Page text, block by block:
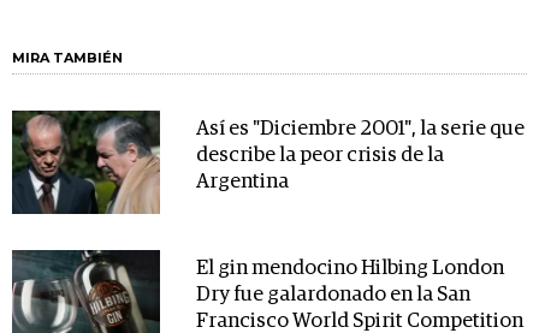
MIRA TAMBIÉN
Así es "Diciembre 2001", la serie que
describe la peor crisis de la
Argentina
El gin mendocino Hilbing London
Dry fue galardonado en la San
Francisco World Spirit Competition